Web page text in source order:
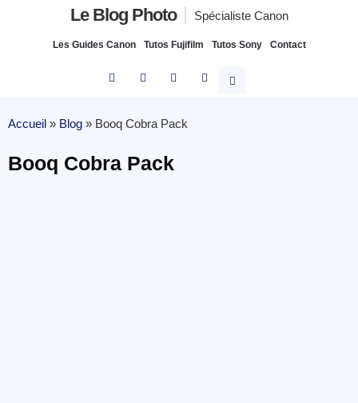
Le Blog Photo Spécialiste Canon
Les Guides Canon Tutos Fujifilm Tutos Sony Contact
Accueil » Blog » Booq Cobra Pack
Booq Cobra Pack